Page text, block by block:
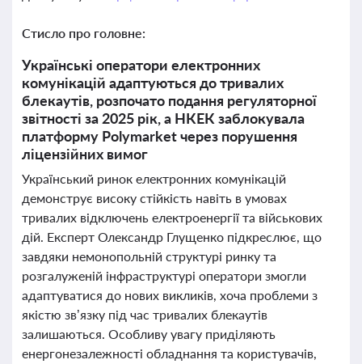
Стисло про головне:
Українські оператори електронних
комунікацій адаптуються до тривалих
блекаутів, розпочато подання регуляторної
звітності за 2025 рік, а НКЕК заблокувала
платформу Polymarket через порушення
ліцензійних вимог
Український ринок електронних комунікацій
демонструє високу стійкість навіть в умовах
тривалих відключень електроенергії та військових
дій. Експерт Олександр Глущенко підкреслює, що
завдяки немонопольній структурі ринку та
розгалуженій інфраструктурі оператори змогли
адаптуватися до нових викликів, хоча проблеми з
якістю зв’язку під час тривалих блекаутів
залишаються. Особливу увагу приділяють
енергонезалежності обладнання та користувачів,